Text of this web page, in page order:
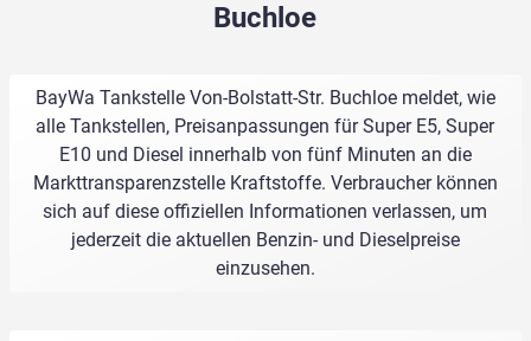
Buchloe
BayWa Tankstelle Von-Bolstatt-Str. Buchloe meldet, wie
alle Tankstellen, Preisanpassungen für Super E5, Super
E10 und Diesel innerhalb von fünf Minuten an die
Markttransparenzstelle Kraftstoffe. Verbraucher können
sich auf diese offiziellen Informationen verlassen, um
jederzeit die aktuellen Benzin- und Dieselpreise
einzusehen.